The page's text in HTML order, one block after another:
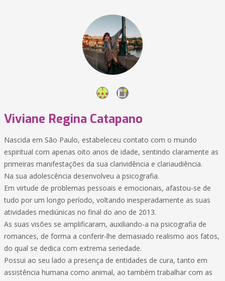
Viviane Regina Catapano
Nascida em São Paulo, estabeleceu contato com o mundo
espiritual com apenas oito anos de idade, sentindo claramente as
primeiras manifestações da sua clarividência e clariaudiência.
Na sua adolescência desenvolveu a psicografia.
Em virtude de problemas pessoais e emocionais, afastou-se de
tudo por um longo período, voltando inesperadamente as suas
atividades mediúnicas no final do ano de 2013.
As suas visões se amplificaram, auxiliando-a na psicografia de
romances, de forma a conferir-lhe demasiado realismo aos fatos,
do qual se dedica com extrema seriedade.
Possui ao seu lado a presença de entidades de cura, tanto em
assistência humana como animal, ao também trabalhar com as